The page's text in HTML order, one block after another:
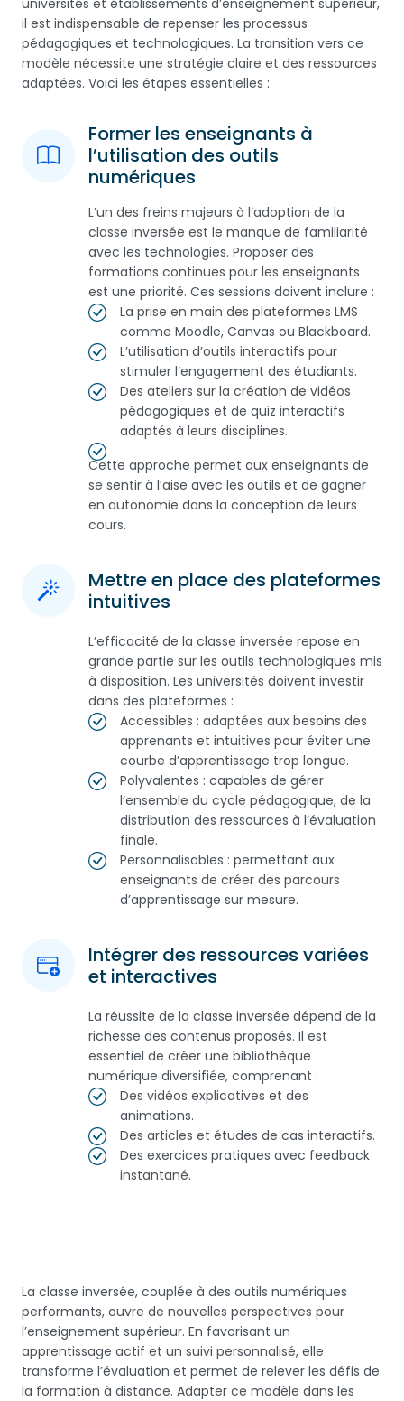
universités et établissements d’enseignement supérieur,
il est indispensable de repenser les processus
pédagogiques et technologiques. La transition vers ce
modèle nécessite une stratégie claire et des ressources
adaptées. Voici les étapes essentielles :
Former les enseignants à
l’utilisation des outils
numériques
L’un des freins majeurs à l’adoption de la
classe inversée est le manque de familiarité
avec les technologies. Proposer des
formations continues pour les enseignants
est une priorité. Ces sessions doivent inclure :
La prise en main des plateformes LMS
comme Moodle, Canvas ou Blackboard.
L’utilisation d’outils interactifs pour
stimuler l’engagement des étudiants.
Des ateliers sur la création de vidéos
pédagogiques et de quiz interactifs
adaptés à leurs disciplines.
Cette approche permet aux enseignants de
se sentir à l’aise avec les outils et de gagner
en autonomie dans la conception de leurs
cours.
Mettre en place des plateformes
intuitives
L’efficacité de la classe inversée repose en
grande partie sur les outils technologiques mis
à disposition. Les universités doivent investir
dans des plateformes :
Accessibles : adaptées aux besoins des
apprenants et intuitives pour éviter une
courbe d’apprentissage trop longue.
Polyvalentes : capables de gérer
l’ensemble du cycle pédagogique, de la
distribution des ressources à l’évaluation
finale.
Personnalisables : permettant aux
enseignants de créer des parcours
d’apprentissage sur mesure.
Intégrer des ressources variées
et interactives
La réussite de la classe inversée dépend de la
richesse des contenus proposés. Il est
essentiel de créer une bibliothèque
numérique diversifiée, comprenant :
Des vidéos explicatives et des
animations.
Des articles et études de cas interactifs.
Des exercices pratiques avec feedback
instantané.
La classe inversée, couplée à des outils numériques
performants, ouvre de nouvelles perspectives pour
l’enseignement supérieur. En favorisant un
apprentissage actif et un suivi personnalisé, elle
transforme l’évaluation et permet de relever les défis de
la formation à distance. Adapter ce modèle dans les